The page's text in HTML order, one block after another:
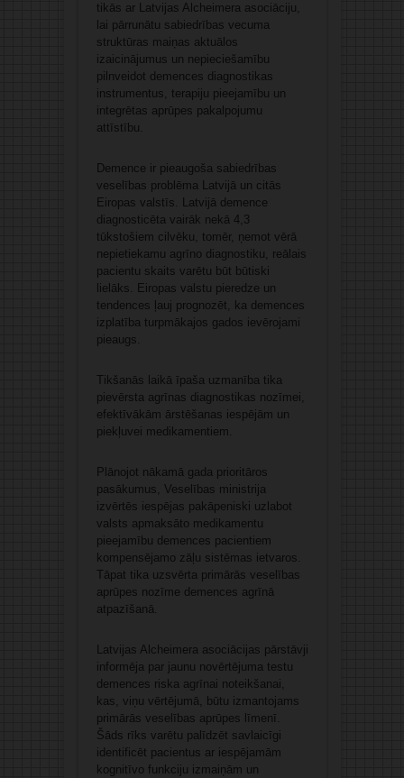
tikās ar Latvijas Alcheimera asociāciju,
lai pārrunātu sabiedrības vecuma
struktūras maiņas aktuālos
izaicinājumus un nepieciešamību
pilnveidot demences diagnostikas
instrumentus, terapiju pieejamību un
integrētas aprūpes pakalpojumu
attīstību.
Demence ir pieaugoša sabiedrības
veselības problēma Latvijā un citās
Eiropas valstīs. Latvijā demence
diagnosticēta vairāk nekā 4,3
tūkstošiem cilvēku, tomēr, ņemot vērā
nepietiekamu agrīno diagnostiku, reālais
pacientu skaits varētu būt būtiski
lielāks. Eiropas valstu pieredze un
tendences ļauj prognozēt, ka demences
izplatība turpmākajos gados ievērojami
pieaugs.
Tikšanās laikā īpaša uzmanība tika
pievērsta agrīnas diagnostikas nozīmei,
efektīvākām ārstēšanas iespējām un
piekļuvei medikamentiem.
Plānojot nākamā gada prioritāros
pasākumus, Veselības ministrija
izvērtēs iespējas pakāpeniski uzlabot
valsts apmaksāto medikamentu
pieejamību demences pacientiem
kompensējamo zāļu sistēmas ietvaros.
Tāpat tika uzsvērta primārās veselības
aprūpes nozīme demences agrīnā
atpazīšanā.
Latvijas Alcheimera asociācijas pārstāvji
informēja par jaunu novērtējuma testu
demences riska agrīnai noteikšanai,
kas, viņu vērtējumā, būtu izmantojams
primārās veselības aprūpes līmenī.
Šāds rīks varētu palīdzēt savlaicīgi
identificēt pacientus ar iespējamām
kognitīvo funkciju izmaiņām un